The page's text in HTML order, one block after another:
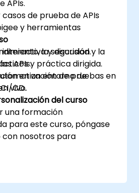
APIs.
de prueba de APIs
y herramientas
la seguridad y la
APIs.
de pruebas en
CD.
y discusión.
y práctica dirigida.
en un entorno de
vivo.
del curso
una formación
para este curso, póngase
nosotros para